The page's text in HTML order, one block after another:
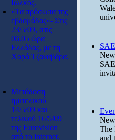
Ιωλκός.
«Τα πρόσωπα της
εβδομάδας»- Στις
23/5/09, στις
06.05 ώρα
Ελλάδας, με τη
Χαρά Τζαναβάρα.
Μετάδοση
ημιτελικού
14/5/09 και
τελικού 16/5/09
της Eurovision
από το internet.
The
and